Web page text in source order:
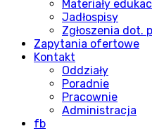
Materiały
Jadłospisy
Zgłoszenia dot.
Zapytania ofertowe
Kontakt
Oddziały
Poradnie
Pracownie
Administracja
fb